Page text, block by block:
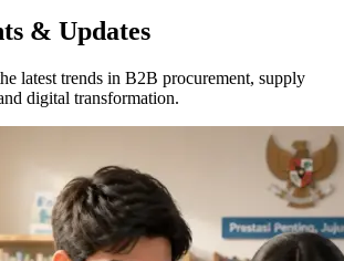
& Updates
latest trends in B2B procurement, supply
digital transformation.